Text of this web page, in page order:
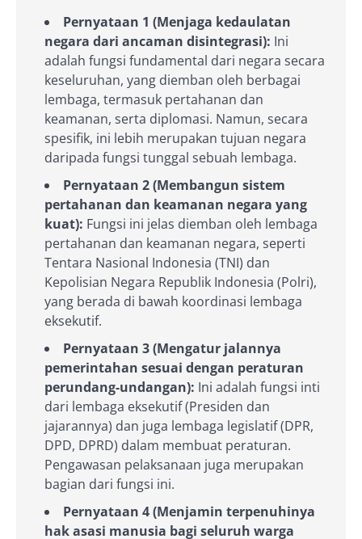
Pernyataan 1 (Menjaga kedaulatan
negara dari ancaman disintegrasi): Ini
adalah fungsi fundamental dari negara secara
keseluruhan, yang diemban oleh berbagai
lembaga, termasuk pertahanan dan
keamanan, serta diplomasi. Namun, secara
spesifik, ini lebih merupakan tujuan negara
daripada fungsi tunggal sebuah lembaga.
Pernyataan 2 (Membangun sistem
pertahanan dan keamanan negara yang
kuat): Fungsi ini jelas diemban oleh lembaga
pertahanan dan keamanan negara, seperti
Tentara Nasional Indonesia (TNI) dan
Kepolisian Negara Republik Indonesia (Polri),
yang berada di bawah koordinasi lembaga
eksekutif.
Pernyataan 3 (Mengatur jalannya
pemerintahan sesuai dengan peraturan
perundang-undangan): Ini adalah fungsi inti
dari lembaga eksekutif (Presiden dan
jajarannya) dan juga lembaga legislatif (DPR,
DPD, DPRD) dalam membuat peraturan.
Pengawasan pelaksanaan juga merupakan
bagian dari fungsi ini.
Pernyataan 4 (Menjamin terpenuhinya
hak asasi manusia bagi seluruh warga